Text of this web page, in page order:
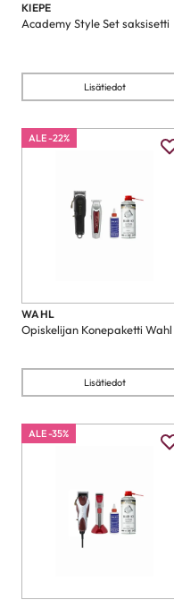
KIEPE
Academy Style Set saksisetti
Lisätiedot
WAHL
Opiskelijan Konepaketti Wahl
ALE -22%
Lisätiedot
ALE -35%